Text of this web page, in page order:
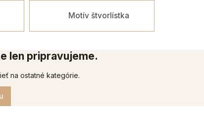
Motív štvorlístka
len pripravujeme.
na ostatné kategórie.